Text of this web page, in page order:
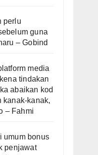
perlu
guna
– Gobind
media
tindakan
abaikan kod
kanak-kanak,
– Fahmi
umum bonus
penjawat